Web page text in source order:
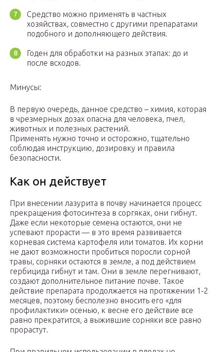
Средство можно применять в частных
хозяйствах, совместно с другими препаратами
подобного и дополняющего действия.
Годен для обработки на разных этапах: до и
после всходов.
Минусы:
В первую очередь, данное средство – химия, которая
в чрезмерных дозах опасна для человека, пчел,
животных и полезных растений.
Применять нужно точно и осторожно, тщательно
соблюдая инструкцию, дозировку и правила
безопасности.
Как он действует
При внесении лазурита в почву начинается процесс
прекращения фотосинтеза в соргяках, они гибнут.
Даже если некоторые семена остаются, они не
успевают прорасти — в это время развивается
корневая система картофеля или томатов. Их корни
не дают возможности пробиться поросли сорной
травы, сорняки остаются в земле, а под действием
гербицида гибнут и там. Они в земле перегнивают,
создают дополнительное питание почве. Такое
действие препарата продолжается на протяжении 1-2
месяцев, поэтому бесполезно вносить его «для
профилактики» осенью, к весне его действие все
равно прекратится, а выжившие сорняки все равно
прорастут.